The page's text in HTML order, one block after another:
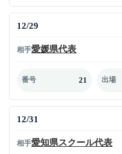
12/29
相手愛媛県代表
番号 21 出場
12/31
相手愛知県スクール代表